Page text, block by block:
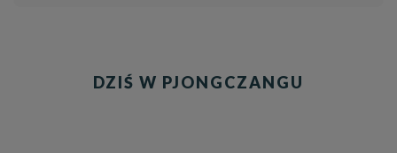
DZIŚ W PJONGCZANGU